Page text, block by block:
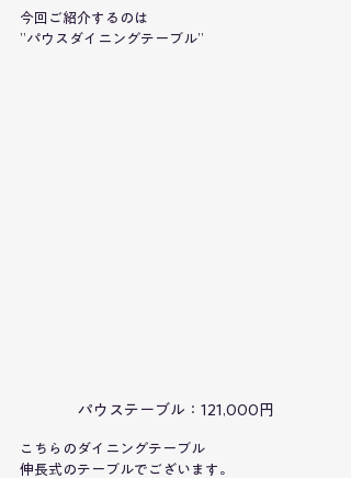
今回ご紹介するのは
”パウスダイニングテーブル”
パウステーブル：121,000円
こちらのダイニングテーブル
伸長式のテーブルでございます。